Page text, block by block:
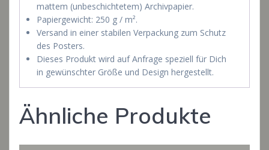
mattem (unbeschichtetem) Archivpapier.
Papiergewicht: 250 g / m².
Versand in einer stabilen Verpackung zum Schutz
des Posters.
Dieses Produkt wird auf Anfrage speziell für Dich
in gewünschter Größe und Design hergestellt.
Ähnliche Produkte